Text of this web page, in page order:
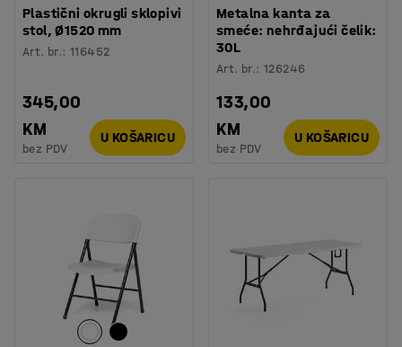
Plastični okrugli sklopivi
stol, Ø1520 mm
Art. br.:116452
345,00
KM
bez PDV
U KOŠARICU
Metalna kanta za
smeće: nehrđajući čelik:
30L
Art. br.:126246
133,00
KM
bez PDV
U KOŠARICU